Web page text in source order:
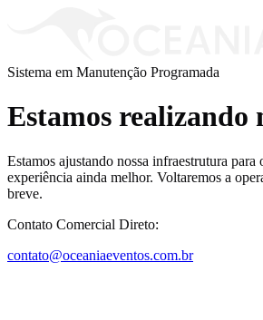
Sistema em Manutenção Programada
Estamos realizando
Estamos ajustando nossa infraestrutura para
experiência ainda melhor. Voltaremos a
breve.
Contato Comercial Direto:
contato@oceaniaeventos.com.br